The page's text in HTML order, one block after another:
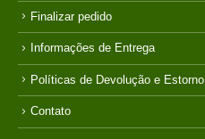
Finalizar pedido
Informações de Entrega
Políticas de Devolução e Estorno
Contato